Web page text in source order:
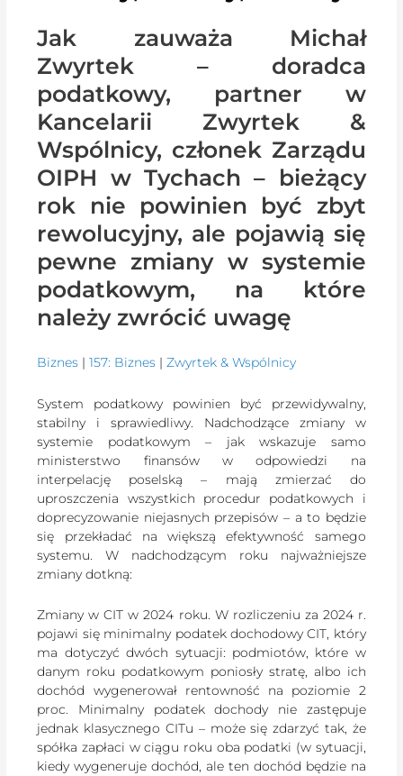
Jak zauważa Michał
Zwyrtek – doradca
podatkowy, partner w
Kancelarii Zwyrtek &
Wspólnicy, członek Zarządu
OIPH w Tychach – bieżący
rok nie powinien być zbyt
rewolucyjny, ale pojawią się
pewne zmiany w systemie
podatkowym, na które
należy zwrócić uwagę
Biznes |157: Biznes |Zwyrtek & Wspólnicy
System podatkowy powinien być przewidywalny,
stabilny i sprawiedliwy. Nadchodzące zmiany w
systemie podatkowym – jak wskazuje samo
ministerstwo finansów w odpowiedzi na
interpelację poselską – mają zmierzać do
uproszczenia wszystkich procedur podatkowych i
doprecyzowanie niejasnych przepisów – a to będzie
się przekładać na większą efektywność samego
systemu. W nadchodzącym roku najważniejsze
zmiany dotkną:
Zmiany w CIT w 2024 roku. W rozliczeniu za 2024 r.
pojawi się minimalny podatek dochodowy CIT, który
ma dotyczyć dwóch sytuacji: podmiotów, które w
danym roku podatkowym poniosły stratę, albo ich
dochód wygenerował rentowność na poziomie 2
proc. Minimalny podatek dochody nie zastępuje
jednak klasycznego CITu – może się zdarzyć tak, że
spółka zapłaci w ciągu roku oba podatki (w sytuacji,
kiedy wygeneruje dochód, ale ten dochód będzie na